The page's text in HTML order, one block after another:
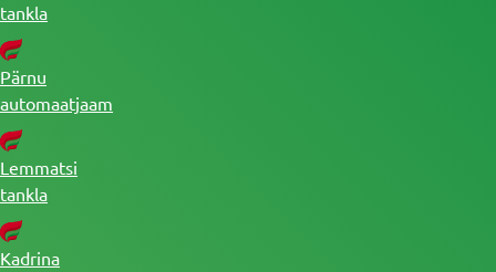
tankla
Pärnu
automaatjaam
Lemmatsi
tankla
Kadrina